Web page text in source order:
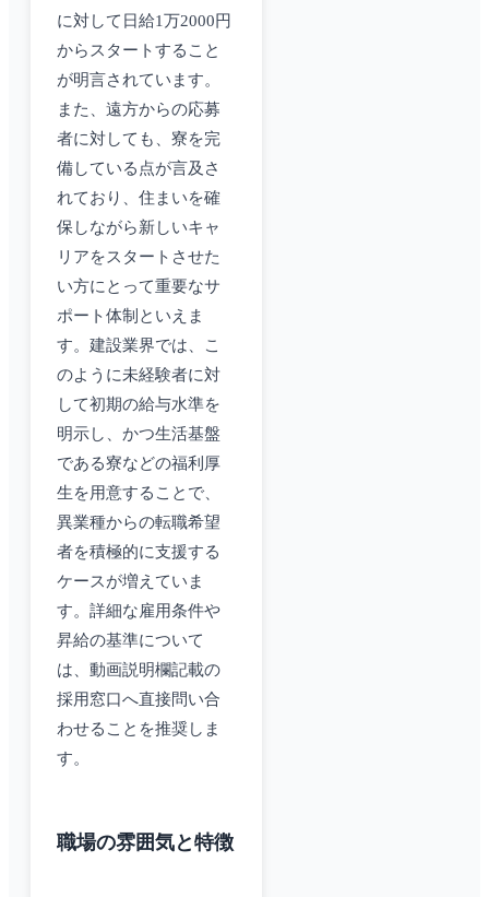
に対して日給1万2000円
からスタートすること
が明言されています。
また、遠方からの応募
者に対しても、寮を完
備している点が言及さ
れており、住まいを確
保しながら新しいキャ
リアをスタートさせた
い方にとって重要なサ
ポート体制といえま
す。建設業界では、こ
のように未経験者に対
して初期の給与水準を
明示し、かつ生活基盤
である寮などの福利厚
生を用意することで、
異業種からの転職希望
者を積極的に支援する
ケースが増えていま
す。詳細な雇用条件や
昇給の基準について
は、動画説明欄記載の
採用窓口へ直接問い合
わせることを推奨しま
す。
職場の雰囲気と特徴